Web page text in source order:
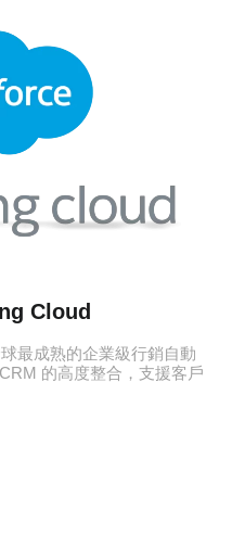
Cloud
最成熟的企業級行銷自動
的高度整合，支援客戶